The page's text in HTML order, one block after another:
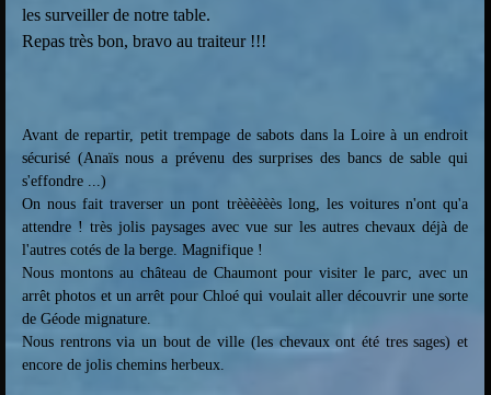
les surveiller de notre table.
Repas très bon, bravo au traiteur !!!
Avant de repartir, petit trempage de sabots dans la Loire à un endroit
sécurisé (Anaïs nous a prévenu des surprises des bancs de sable qui
s'effondre ...)
On nous fait traverser un pont trèèèèèès long, les voitures n'ont qu'a
attendre ! très jolis paysages avec vue sur les autres chevaux déjà de
l'autres cotés de la berge. Magnifique !
Nous montons au château de Chaumont pour visiter le parc, avec un
arrêt photos et un arrêt pour Chloé qui voulait aller découvrir une sorte
de Géode mignature.
Nous rentrons via un bout de ville (les chevaux ont été tres sages) et
encore de jolis chemins herbeux.